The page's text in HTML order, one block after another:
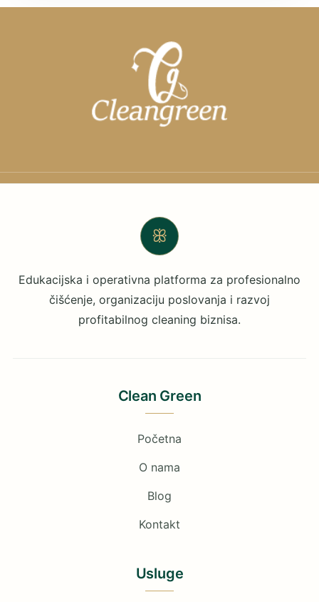
ꕥ
Edukacijska i operativna platforma za profesionalno
čišćenje, organizaciju poslovanja i razvoj
profitabilnog cleaning biznisa.
Clean Green
Početna
O nama
Blog
Kontakt
Usluge